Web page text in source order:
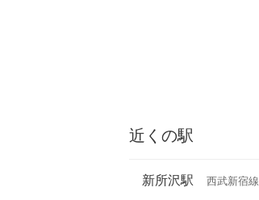
近くの駅
新所沢駅 西武新宿線